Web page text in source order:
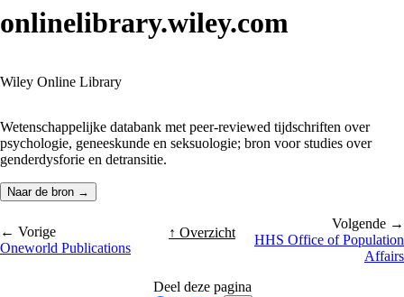
onlinelibrary.wiley.com
Wiley Online Library
Wetenschappelijke databank met peer-reviewed tijdschriften over
psychologie, geneeskunde en seksuologie; bron voor studies over
genderdysforie en detransitie.
Naar de bron →
← Vorige
Oneworld Publications
↑ Overzicht
Volgende →
HHS Office of Population
Affairs
Deel deze pagina